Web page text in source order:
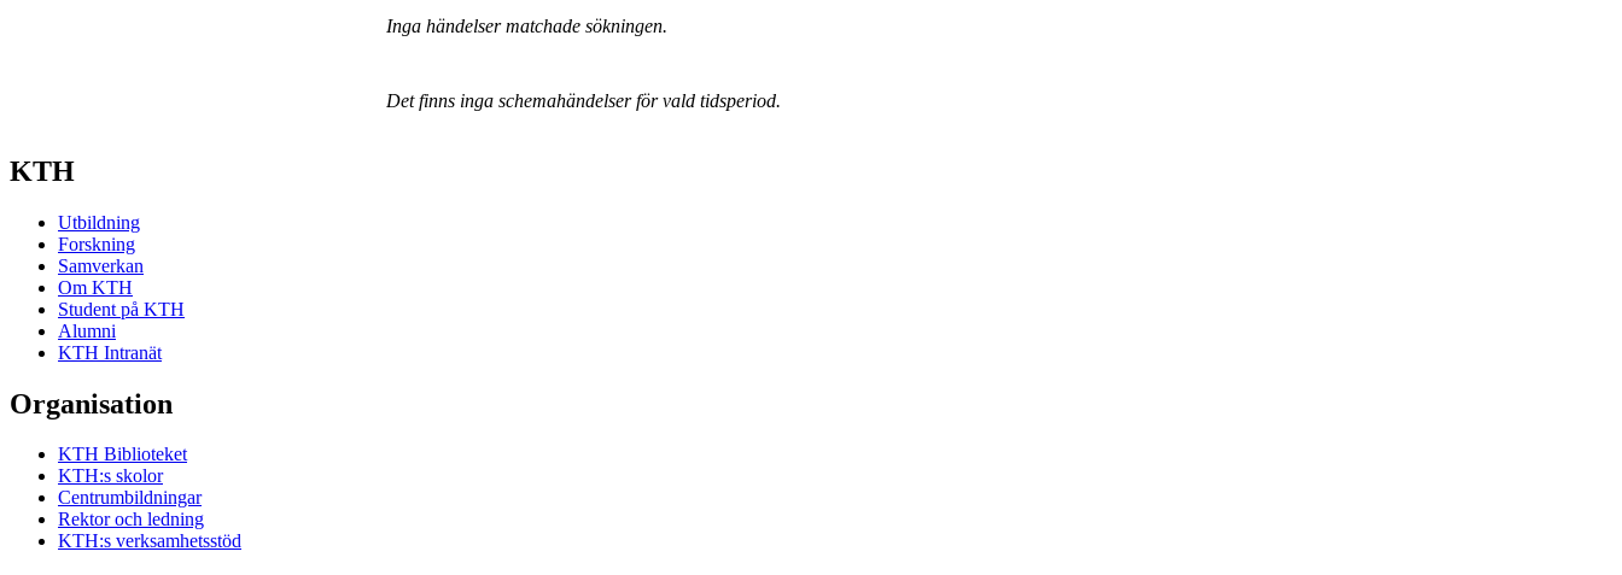
Inga händelser matchade sökningen.
Det finns inga schemahändelser för vald tidsperiod.
KTH
Utbildning
Forskning
Samverkan
Om KTH
Student på KTH
Alumni
KTH Intranät
Organisation
KTH Biblioteket
KTH:s skolor
Centrumbildningar
Rektor och ledning
KTH:s verksamhetsstöd